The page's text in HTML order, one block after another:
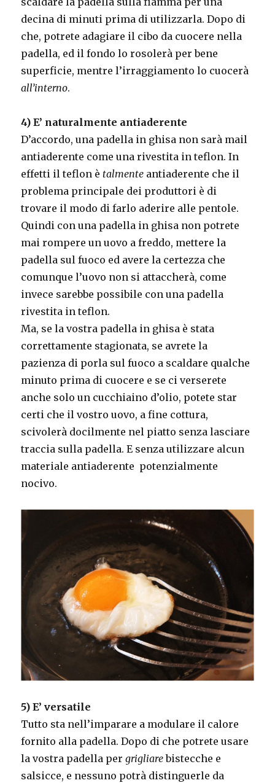
decina di minuti prima di utilizzarla. Dopo di
che, potrete adagiare il cibo da cuocere nella
padella, ed il fondo lo rosolerà per bene
superficie, mentre l’irraggiamento lo cuocerà
all’interno.
4) E’ naturalmente antiaderente
D’accordo, una padella in ghisa non sarà mail
antiaderente come una rivestita in teflon. In
effetti il teflon è talmente antiaderente che il
problema principale dei produttori è di
trovare il modo di farlo aderire alle pentole.
Quindi con una padella in ghisa non potrete
mai rompere un uovo a freddo, mettere la
padella sul fuoco ed avere la certezza che
comunque l’uovo non si attaccherà, come
invece sarebbe possibile con una padella
rivestita in teflon.
Ma, se la vostra padella in ghisa è stata
correttamente stagionata, se avrete la
pazienza di porla sul fuoco a scaldare qualche
minuto prima di cuocere e se ci verserete
anche solo un cucchiaino d’olio, potete star
certi che il vostro uovo, a fine cottura,
scivolerà docilmente nel piatto senza lasciare
traccia sulla padella. E senza utilizzare alcun
materiale antiaderente potenzialmente
nocivo.
5) E’ versatile
Tutto sta nell’imparare a modulare il calore
fornito alla padella. Dopo di che potrete usare
la vostra padella pergrigliarebistecche e
salsicce, e nessuno potrà distinguerle da